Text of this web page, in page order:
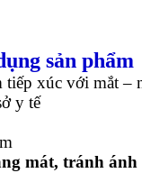
sản phẩm
tiếp xúc với mắt –
y tế
mát, tránh ánh